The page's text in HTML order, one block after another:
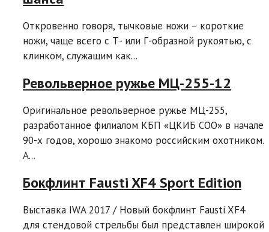
Откровенно говоря, тычковые ножи – короткие
ножи, чаще всего с Т- или Г-образной рукоятью, с
клинком, служащим как...
Револьверное ружье MЦ-255-12
Оригинальное револьверное ружье МЦ-255,
разработанное филиалом КБП «ЦКИБ СОО» в начале
90-х годов, хорошо знакомо российским охотником.
А...
Бокфлинт Fausti XF4 Sport Edition
Выставка IWA 2017 / Новый бокфлинт Fausti XF4
для стендовой стрельбы был представлен широкой